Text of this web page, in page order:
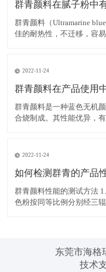
群青颜料在腻子粉中
群青颜料（Ultramarine
佳的耐热性，不迁移，容
原料的灰暗色光，令腻子粉
2022-11-24
群青颜料在产品使用
群青颜料是一种蓝色无机
合烧制成。其性能优异，
在运用中不会导致同色异
2022-11-24
如何检测群青的产品
群青颜料性能的测试方法
色粉按同等比例分别经三
东莞市海格
技术